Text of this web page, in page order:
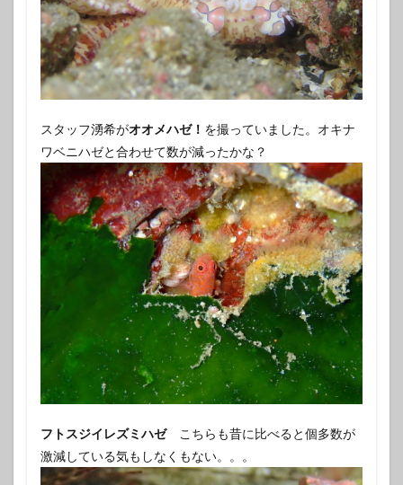
スタッフ湧希がオオメハゼ！ を撮っていました。オキナ
ワベニハゼと合わせて数が減ったかな？
フトスジイレズミハゼこちらも昔に比べると個多数が
激減している気もしなくもない。。。